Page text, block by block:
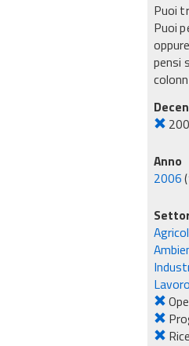
Puoi
Puoi
pensi
Anno
2006